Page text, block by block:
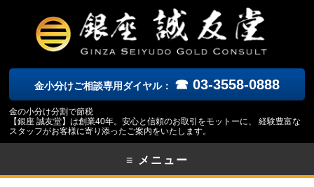
金小分けご相談専用ダイヤル： ☎ 03-3558-0888
金の小分け分割で節税
【銀座 誠友堂】は創業40年。安心と信頼のお取引をモットーに、 経験豊富な
スタッフがお客様に寄り添ったご案内をいたします。
≡ メニュー